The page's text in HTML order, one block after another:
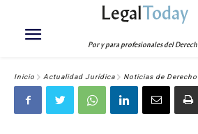
LegalToday
Por y para profesionales del
Inicio Actualidad Jurídica Noticias de Derecho